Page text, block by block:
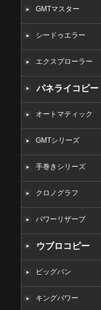
GMTマスター
シードゥエラー
エクスプローラー
パネライコピー
オートマティック
GMTシリーズ
手巻きシリーズ
クロノグラフ
パワーリザーブ
ウブロコピー
ビッグバン
キングパワー